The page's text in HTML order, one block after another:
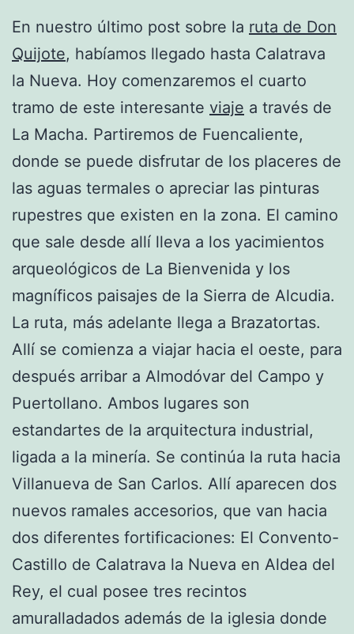
En nuestro último post sobre la ruta de Don
Quijote, habíamos llegado hasta Calatrava
la Nueva. Hoy comenzaremos el cuarto
tramo de este interesante viaje a través de
La Macha. Partiremos de Fuencaliente,
donde se puede disfrutar de los placeres de
las aguas termales o apreciar las pinturas
rupestres que existen en la zona. El camino
que sale desde allí lleva a los yacimientos
arqueológicos de La Bienvenida y los
magníficos paisajes de la Sierra de Alcudia.
La ruta, más adelante llega a Brazatortas.
Allí se comienza a viajar hacia el oeste, para
después arribar a Almodóvar del Campo y
Puertollano. Ambos lugares son
estandartes de la arquitectura industrial,
ligada a la minería. Se continúa la ruta hacia
Villanueva de San Carlos. Allí aparecen dos
nuevos ramales accesorios, que van hacia
dos diferentes fortificaciones: El Convento-
Castillo de Calatrava la Nueva en Aldea del
Rey, el cual posee tres recintos
amuralladados además de la iglesia donde